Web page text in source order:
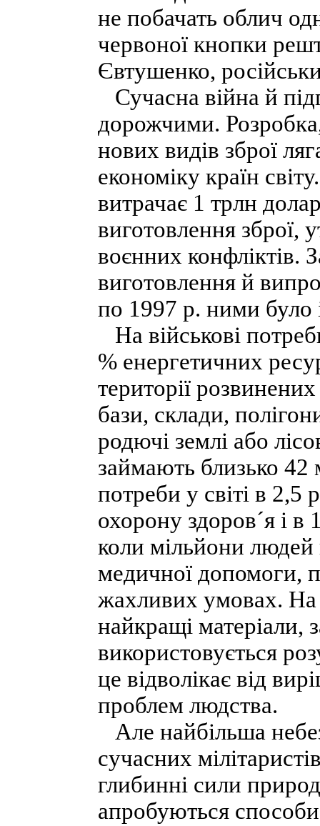
не побачать облич
червоної кнопки
Євтушенко,
Сучасна війна й
дорожчими.
нових видів зброї
економіку країн
витрачає 1 трлн
виготовлення зброї,
воєнних
виготовлення й
по 1997 р. ними було
На військові
% енергетичних
території розвинених
бази, склади,
родючі землі або
займають близько 42
потреби у світі в
охорону здоров´я і в
коли мільйони
медичної допомоги,
жахливих умовах. На
найкращі матеріали,
використовується
це відволікає від
проблем людства.
Але найбільша
сучасних
глибинні сили
апробуються